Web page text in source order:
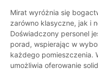
Mirat wyróżnia się
zarówno klasyczne, jak i
Doświadczony personel
porad, wspierając w
każdego pomieszczenia.
umożliwia oferowanie